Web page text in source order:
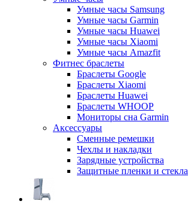
Умные часы Samsung
Умные часы Garmin
Умные часы Huawei
Умные часы Xiaomi
Умные часы Amazfit
Фитнес браслеты
Браслеты Google
Браслеты Xiaomi
Браслеты Huawei
Браслеты WHOOP
Мониторы сна Garmin
Аксессуары
Сменные ремешки
Чехлы и накладки
Зарядные устройства
Защитные пленки и стекла